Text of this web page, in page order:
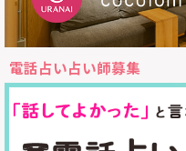
電話占い占い師募集